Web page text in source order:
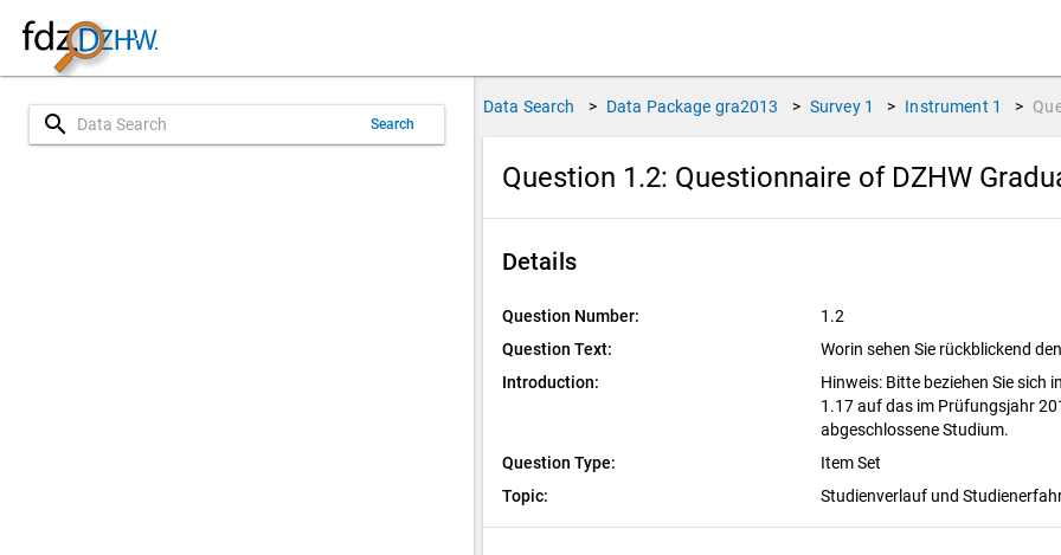
search Search
Data Search > Data Package gra2013 > Survey 1 > Instrument 1 >
Question 1.2: Questionnaire of DZHW
Details
Question Number:
1.2
Question Text:
Worin sehen Sie rückblickend
Introduction:
Hinweis: Bitte beziehen Sie sich
1.17 auf das im Prüfungsjahr
abgeschlossene Studium.
Question Type:
Item Set
Topic:
Studienverlauf und